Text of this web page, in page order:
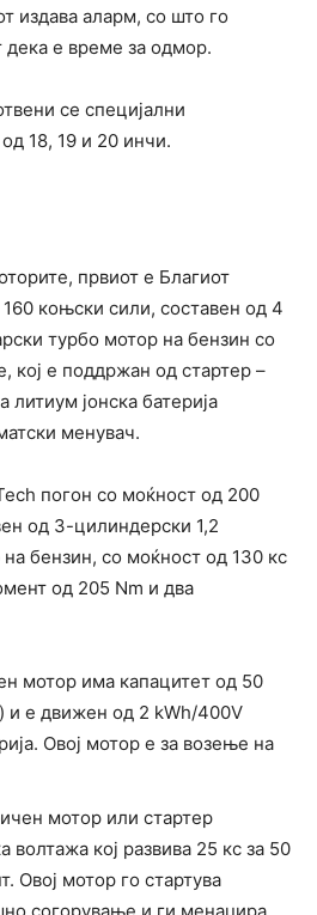
издава аларм, со што го
дека е време за одмор.
се специјални
18, 19 и 20 инчи.
првиот е Благиот
коњски сили, составен од 4
турбо мотор на бензин со
кој е поддржан од стартер –
литиум јонска батерија
менувач.
погон со моќност од 200
од 3-цилиндерски 1,2
бензин, со моќност од 130 кс
од 205 Nm и два
мотор има капацитет од 50
и е движен од 2 kWh/400V
Овој мотор е за возење на
мотор или стартер
волтажа кој развива 25 кс за 50
Овој мотор го стартува
согорување и ги менаџира